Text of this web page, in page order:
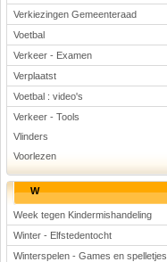
Verkiezingen Gemeenteraad
Voetbal
Verkeer - Examen
Verplaatst
Voetbal : video's
Verkeer - Tools
Vlinders
Voorlezen
W
Week tegen Kindermishandeling
Winter - Elfstedentocht
Winterspelen - Games en spelletjes